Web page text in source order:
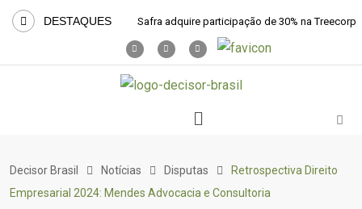
DESTAQUES Safra adquire participação de 30% na Treecorp
Decisor Brasil Notícias Disputas
Retrospectiva Direito
Empresarial 2024: Mendes Advocacia e Consultoria